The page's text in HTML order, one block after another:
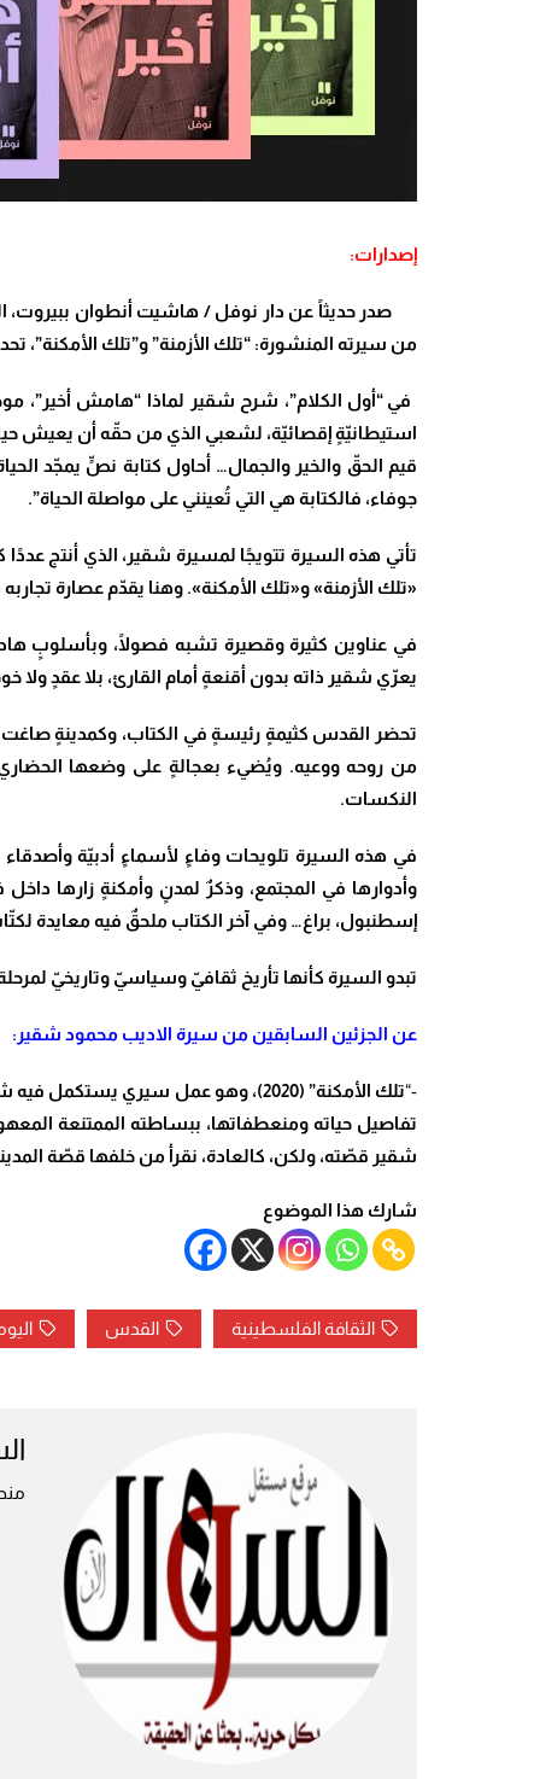
إصدارات:
صدر حديثاً عن دار نوفل / هاشيت أنطوان ببيروت،
من سيرته المنشورة: “تلك الأزمنة” و”تلك الأمكنة”،
في “أول الكلام”، شرح شقير لماذا “هامش أخير”،
استيطانيّةٍ إقصائيّة، لشعبي الذي من حقّه أن يعيش
قيم الحقّ والخير والجمال… أحاول كتابة نصٍّ يمجّد
جوفاء، فالكتابة هي التي تُعينني على مواصلة الحياة”.
تأتي هذه السيرة تتويجًا لمسيرة شقير، الذي أنتج
«تلك الأزمنة» و«تلك الأمكنة». وهنا يقدّم عصارة تجاربه
في عناوين كثيرة وقصيرة تشبه فصولًا، وبأسلوبٍ
يعرّي شقير ذاته بدون أقنعةٍ أمام القارئ، بلا عقدٍ
تحضر القدس كثيمةٍ رئيسةٍ في الكتاب، وكمدينةٍ
من روحه ووعيه. ويُضيء بعجالةٍ على وضعها الحضاري
النكسات.
في هذه السيرة تلويحات وفاءٍ لأسماءٍ أدبيّة وأصدقاء
وأدوارها في المجتمع، وذكرٌ لمدنٍ وأمكنةٍ زارها
إسطنبول، براغ… وفي آخر الكتاب ملحقٌ فيه معايدة
تبدو السيرة كأنها تأريخ ثقافيّ وسياسيّ وتاريخيّ
عن الجزئين السابقين من سيرة الاديب محمود شقير:
-“
تلك الأمكنة” (2020)، وهو عمل سيري
تفاصيل حياته ومنعطفاتها، ببساطته الممتنعة
شقير قصّته، ولكن، كالعادة، نقرأ من خلفها قصّة
شارك هذا الموضوع
الثقافة الفلسطينية القدس